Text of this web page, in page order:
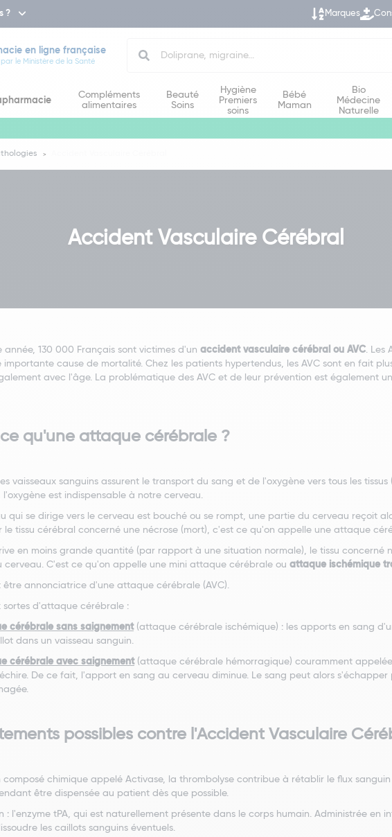
? Marques
en ligne française
le Ministère de la Santé
Compléments
alimentaires
Beauté
Soins
Hygiène
Premiers
soins
Bébé
Maman
Bio
Médecine
Naturelle
Accident Vasculaire Cérébral
année, 130 000 Français sont victimes d'unaccident vasculaire cérébral ou AVC. Les
importante cause de mortalité. Chez les patients hypertendus, les AVC sont en fait
avec l'âge. La problématique des AVC et de leur prévention est également
qu'une attaque cérébrale ?
vaisseaux sanguins assurent le transport du sang et de l'oxygène vers tous les
l'oxygène est indispensable à notre cerveau.
qui se dirige vers le cerveau est bouché ou se rompt, une partie du cerveau reçoit
le tissu cérébral concerné une nécrose (mort), c'est ce qu'on appelle une attaque
en moins grande quantité (par rapport à une situation normale), le tissu
cerveau. C'est ce qu'on appelle une mini attaque cérébrale ouattaque ischémique
être annonciatrice d'une attaque cérébrale (AVC).
sortes d'attaque cérébrale :
cérébrale sans saignement(attaque cérébrale ischémique) : les apports en sang
dans un vaisseau sanguin.
cérébrale avec saignement(attaque cérébrale hémorragique) couramment
De ce fait, l'apport en sang au cerveau diminue. Le sang peut alors
possibles contre l'Accident Vasculaire
composé chimique appelé Activase, la thrombolyse contribue à rétablir le flux
être dispensée au patient dès que possible.
: l'enzyme tPA, qui est naturellement présente dans le corps humain. Administrée en
les caillots sanguins éventuels.